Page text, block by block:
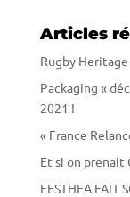
Articles
Rugby
Packaging «
2021 !
« France
Et si on prenait
FESTHEA FAIT